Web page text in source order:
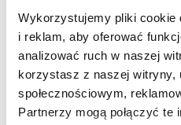
Wykorzystujemy pliki cookie
i reklam, aby oferować
analizować ruch w naszej
korzystasz z naszej witryny,
społecznościowym,
Partnerzy mogą połączyć te
a) 19,99 zł brutto (16,25 netto)
b) 26,99 zł brutto (21,94
Zamówieniapowyżej 500 zł